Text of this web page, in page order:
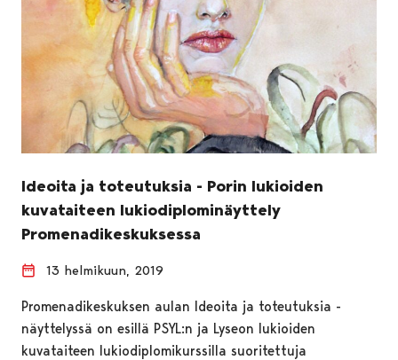
Ideoita ja toteutuksia - Porin lukioiden
kuvataiteen lukiodiplominäyttely
Promenadikeskuksessa
13 helmikuun, 2019
Promenadikeskuksen aulan Ideoita ja toteutuksia -
näyttelyssä on esillä PSYL:n ja Lyseon lukioiden
kuvataiteen lukiodiplomikurssilla suoritettuja